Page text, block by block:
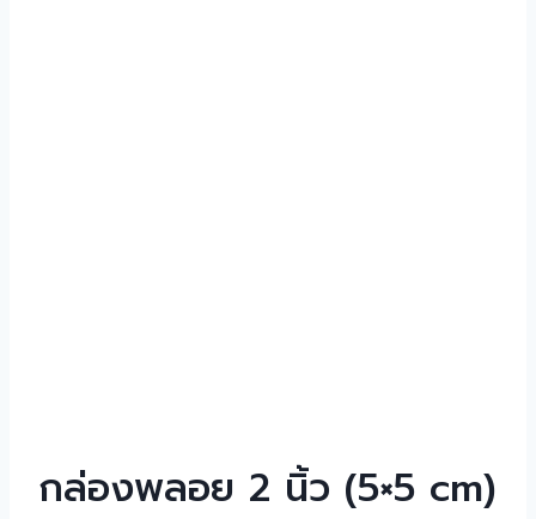
กล่องพลอย 2 นิ้ว (5×5 cm)